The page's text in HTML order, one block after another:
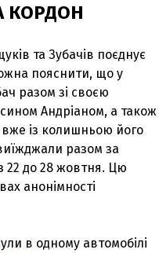
КОРДОН
та Зубачів поєднує
пояснити, що у
разом зі своєю
Андріаном, а також
із колишньою його
разом за
22 до 28 жовтня. Цю
анонімності
в одному автомобілі